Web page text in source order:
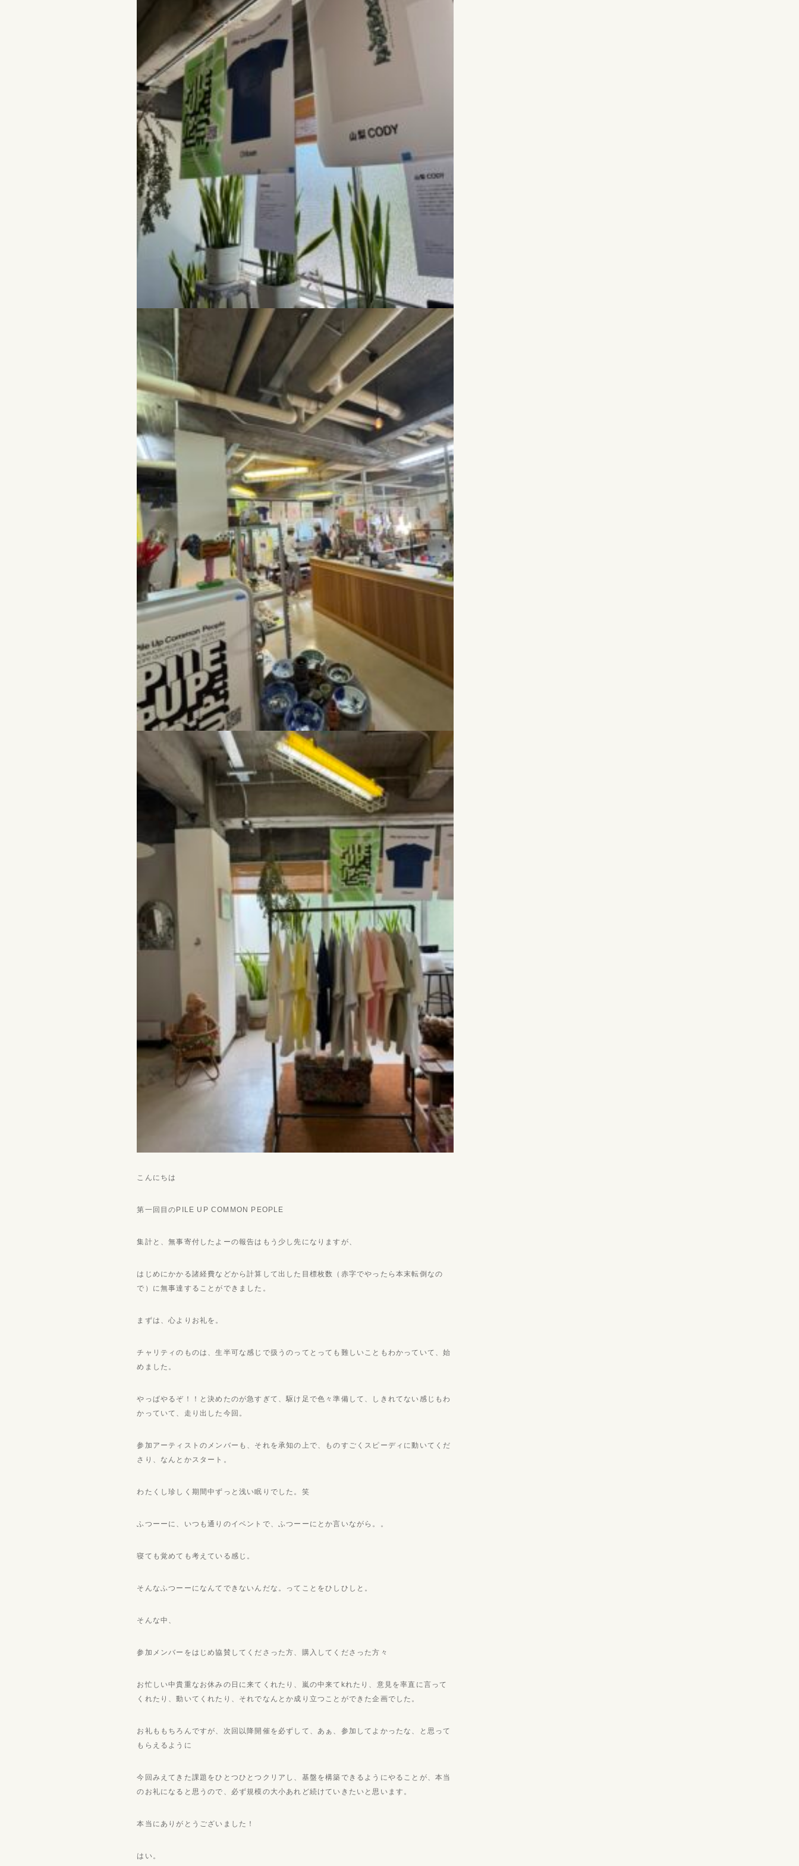
こんにちは
第一回目のPILE UP COMMON PEOPLE
集計と、無事寄付したよーの報告はもう少し先になりますが、
はじめにかかる諸経費などから計算して出した目標枚数（赤字でやったら本末転倒なの
で）に無事達することができました。
まずは、心よりお礼を。
チャリティのものは、生半可な感じで扱うのってとっても難しいこともわかっていて、始
めました。
やっぱやるぞ！！と決めたのが急すぎて、駆け足で色々準備して、しきれてない感じもわ
かっていて、走り出した今回。
参加アーティストのメンバーも、それを承知の上で、ものすごくスピーディに動いてくだ
さり、なんとかスタート。
わたくし珍しく期間中ずっと浅い眠りでした。笑
ふつーーに、いつも通りのイベントで、ふつーーにとか言いながら。。
寝ても覚めても考えている感じ。
そんなふつーーになんてできないんだな。ってことをひしひしと。
そんな中、
参加メンバーをはじめ協賛してくださった方、購入してくださった方々
お忙しい中貴重なお休みの日に来てくれたり、嵐の中来てkれたり、意見を率直に言って
くれたり、動いてくれたり、それでなんとか成り立つことができた企画でした。
お礼ももちろんですが、次回以降開催を必ずして、あぁ、参加してよかったな、と思って
もらえるように
今回みえてきた課題をひとつひとつクリアし、基盤を構築できるようにやることが、本当
のお礼になると思うので、必ず規模の大小あれど続けていきたいと思います。
本当にありがとうございました！
はい。